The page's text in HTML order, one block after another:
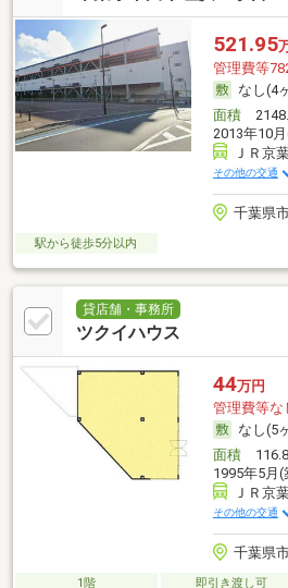
521.95
管理費等
なし(4
面積
2013年10
ＪＲ京
その他の交通
千葉県
駅から徒歩5分以内
貸店舗・事務所
ツクイハウス
44万円
管理費等な
なし(5
面積
1995年5月
ＪＲ京
その他の交通
千葉県
1階 即引き渡し可